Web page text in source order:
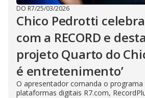
DO R7/25/03/2026
Chico Pedrotti
com a RECORD e
projeto Quarto do
é entretenimento’
O apresentador comanda o
plataformas digitais R7.com,